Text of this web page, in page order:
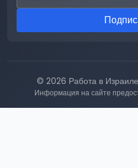
© 2026 Работа в
Информация на сайте